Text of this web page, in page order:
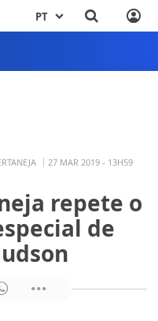
PT
27 MAR 2019 - 13H59
repete o
de